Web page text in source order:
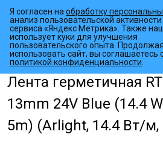
Главная страница • Каталог товаров •
Лента герметичная
13mm 24V Blue (14.4
5m) (Arlight, 14.4 Вт/м,
Я согласен наобработку
анализ пользовательской
сервиса «Яндекс Метрика». Также
использует куки для улучшения
пользовательского опыта. Продолжая
использовать сайт, вы соглашаетесь
политикой конфиденциальности